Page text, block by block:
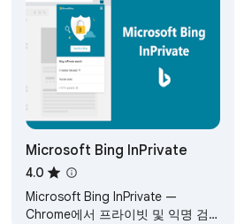
Microsoft Bing InPrivate
4.0
Microsoft Bing InPrivate —
Chrome에서 프라이빗 및 익명 검